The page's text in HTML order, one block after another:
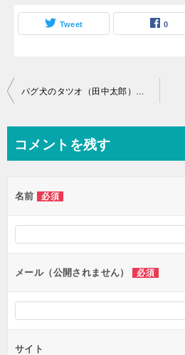
Tweet 0
投
ビ
ー
シ
ョ
ン
コメントを残す
名前 必須
メール（公開されません） 必須
サイト